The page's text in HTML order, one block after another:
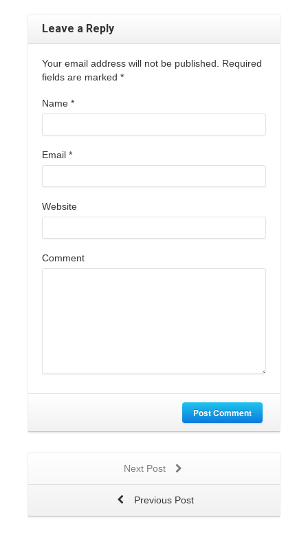
Leave a Reply
Your email address will not be published. Required
fields are marked *
Name *
Email *
Website
Comment
Post Comment
Next Post
Previous Post